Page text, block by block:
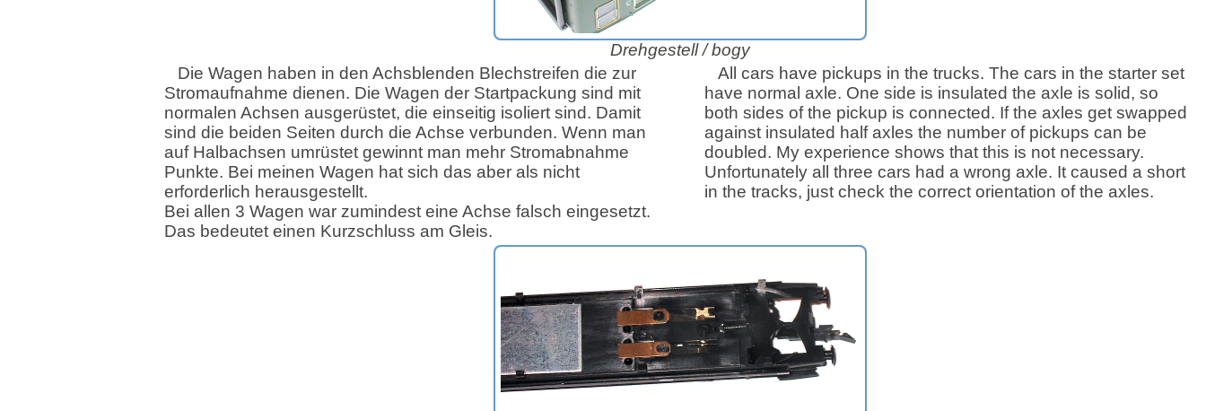
Drehgestell /bogy
Die Wagen haben in den Achsblenden Blechstreifen die zur
Stromaufnahme dienen. Die Wagen der Startpackung sind mit
normalen Achsen ausgerüstet, die einseitig isoliert sind. Damit
sind die beiden Seiten durch die Achse verbunden. Wenn man
auf Halbachsen umrüstet gewinnt man mehr Stromabnahme
Punkte. Bei meinen Wagen hat sich das aber als nicht
erforderlich herausgestellt.
Bei allen 3 Wagen war zumindest eine Achse falsch eingesetzt.
Das bedeutet einen Kurzschluss am Gleis.
All cars have pickups in the trucks. The cars in the starter set
have normal axle. One side is insulated the axle is solid, so
both sides of the pickup is connected. If the axles get swapped
against insulated half axles the number of pickups can be
doubled. My experience shows that this is not necessary.
Unfortunately all three cars had a wrong axle. It caused a short
in the tracks, just check the correct orientation of the axles.